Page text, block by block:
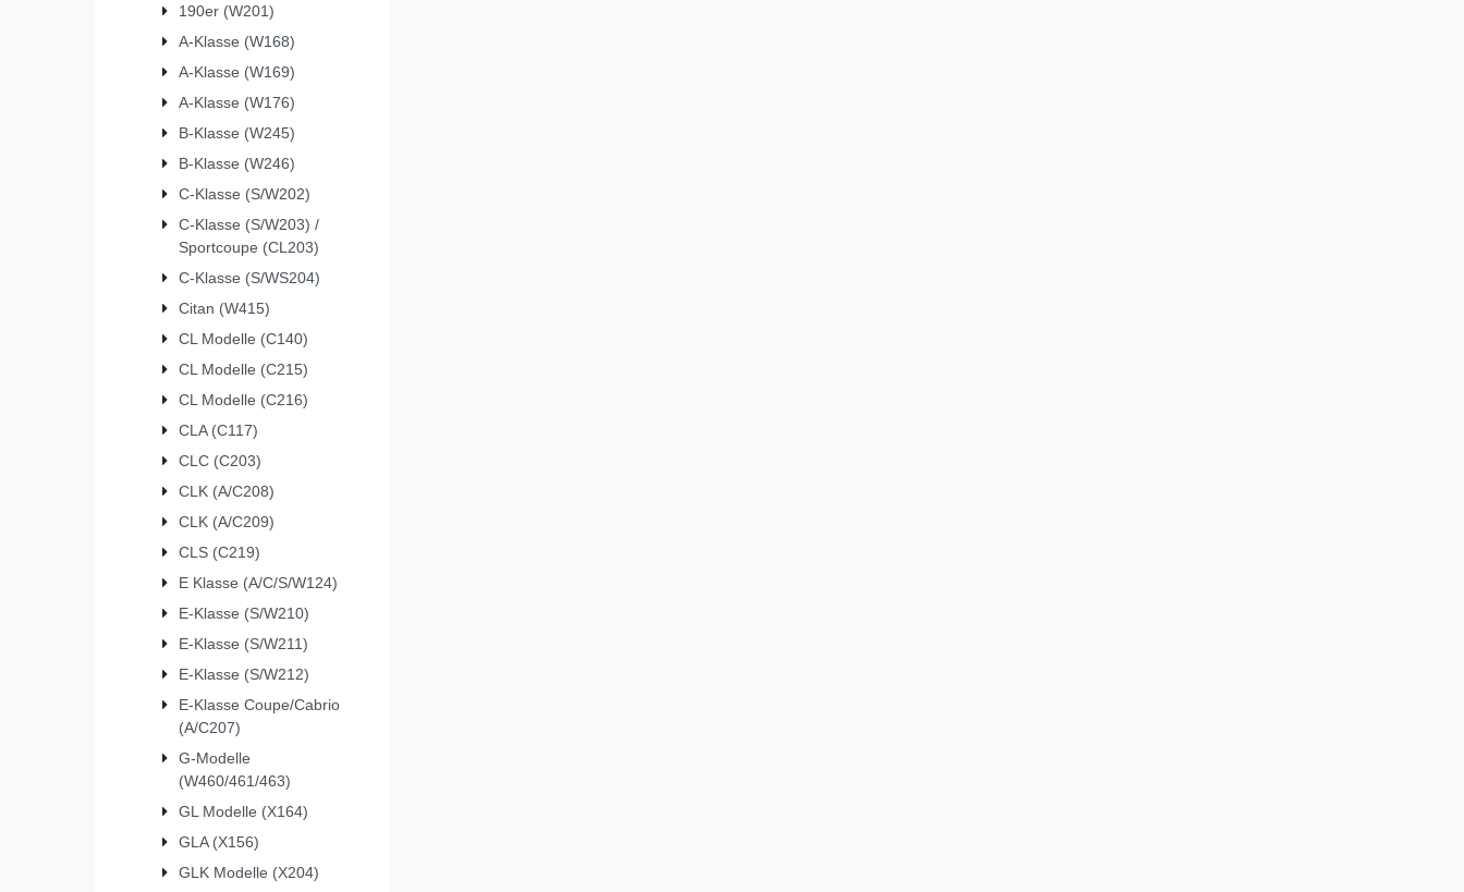
190er (W201)
A-Klasse (W168)
A-Klasse (W169)
A-Klasse (W176)
B-Klasse (W245)
B-Klasse (W246)
C-Klasse (S/W202)
C-Klasse (S/W203) /
Sportcoupe (CL203)
C-Klasse (S/WS204)
Citan (W415)
CL Modelle (C140)
CL Modelle (C215)
CL Modelle (C216)
CLA (C117)
CLC (C203)
CLK (A/C208)
CLK (A/C209)
CLS (C219)
E Klasse (A/C/S/W124)
E-Klasse (S/W210)
E-Klasse (S/W211)
E-Klasse (S/W212)
E-Klasse Coupe/Cabrio
(A/C207)
G-Modelle
(W460/461/463)
GL Modelle (X164)
GLA (X156)
GLK Modelle (X204)